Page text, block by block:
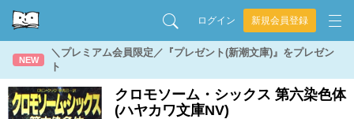
ログイン 新規会員登録
NEW
＼プレミアム会員限定／『プレゼント(新潮文庫)』をプレゼン
ト
クロモソーム・シックス 第六染色体
(ハヤカワ文庫NV)